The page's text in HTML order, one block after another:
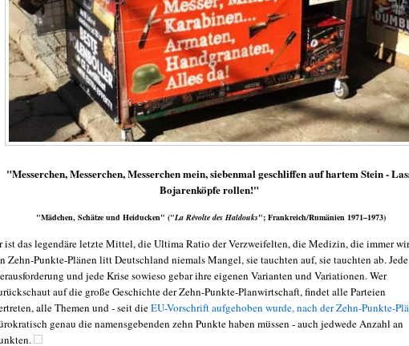
"Messerchen, Messerchen, Messerchen mein, siebenmal geschliffen auf hartem Stein -
Bojarenköpfe rollen!"
"Mädchen, Schätze und Heiducken" ("La Révolte des Haîdouks"; Frankreich/Rumänien 1971–1973)
ist das legendäre letzte Mittel, die Ultima Ratio der Verzweifelten, die Medizin, die immer
Zehn-Punkte-Plänen litt Deutschland niemals Mangel, sie tauchten auf, sie tauchten ab. Jede
und jede Krise sowieso gebar ihre eigenen Varianten und Variationen. Wer
auf die große Geschichte der Zehn-Punkte-Planwirtschaft, findet alle Parteien
alle Themen und - seit dieEU-Vorschrift aufgehoben wurde, nach der Zehn-Punkte-
genau die namensgebenden zehn Punkte haben müssen - auch jedwede Anzahl an